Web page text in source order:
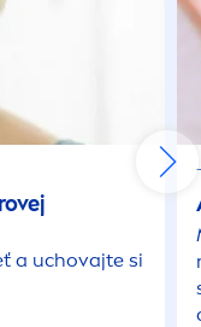
a uchovajte si